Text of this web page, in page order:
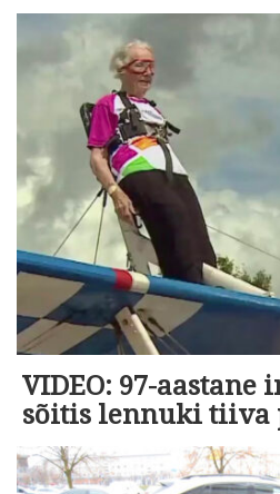
VIDEO: 97-aastane
sõitis lennuki tiiva